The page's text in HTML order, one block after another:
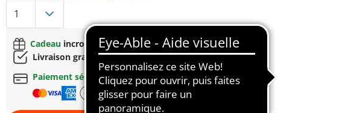
Cadeauincroyable offert dès 35 € d’achat!
Livraison gratuitepour toute commande dès60 €
Paiement sécuriséet flexible